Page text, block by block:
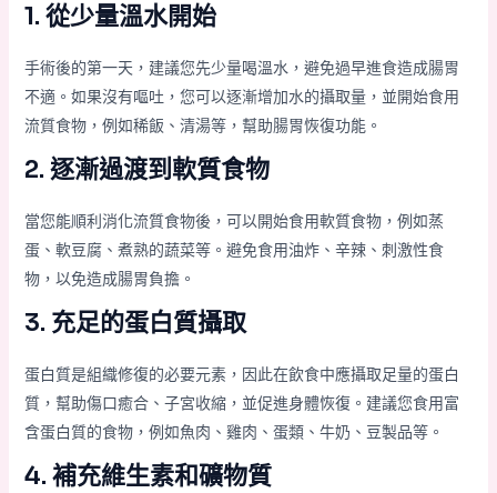
1. 從少量溫水開始
手術後的第一天，建議您先少量喝溫水，避免過早進食造成腸胃
不適。如果沒有嘔吐，您可以逐漸增加水的攝取量，並開始食用
流質食物，例如稀飯、清湯等，幫助腸胃恢復功能。
2. 逐漸過渡到軟質食物
當您能順利消化流質食物後，可以開始食用軟質食物，例如蒸
蛋、軟豆腐、煮熟的蔬菜等。避免食用油炸、辛辣、刺激性食
物，以免造成腸胃負擔。
3. 充足的蛋白質攝取
蛋白質是組織修復的必要元素，因此在飲食中應攝取足量的蛋白
質，幫助傷口癒合、子宮收縮，並促進身體恢復。建議您食用富
含蛋白質的食物，例如魚肉、雞肉、蛋類、牛奶、豆製品等。
4. 補充維生素和礦物質